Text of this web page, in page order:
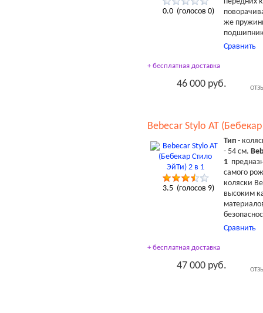
0.0 (голосов0)
же
Сравнить
+ бесплатная доставка
46 000 руб.
Bebecar Stylo AT
3.5 (голосов 9)
Тип-
- 54 см.
1
самого
коляски
высоким
Сравнить
+ бесплатная доставка
47 000 руб.